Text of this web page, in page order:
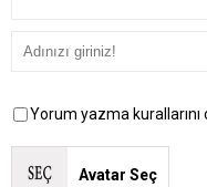
Yorum yazma
Avatar Seç